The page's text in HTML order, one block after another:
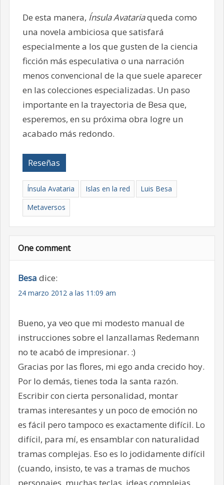
De esta manera, Ínsula Avatariaqueda como
una novela ambiciosa que satisfará
especialmente a los que gusten de la ciencia
ficción más especulativa o una narración
menos convencional de la que suele aparecer
en las colecciones especializadas. Un paso
importante en la trayectoria de Besa que,
esperemos, en su próxima obra logre un
acabado más redondo.
Reseñas
Ínsula Avataria Islas en la red
Luis Besa
Metaversos
One comment
Besa dice:
24 marzo 2012 a las 11:09 am
Bueno, ya veo que mi modesto manual de
instrucciones sobre el lanzallamas Redemann
no te acabó de impresionar. :)
Gracias por las flores, mi ego anda crecido hoy.
Por lo demás, tienes toda la santa razón.
Escribir con cierta personalidad, montar
tramas interesantes y un poco de emoción no
es fácil pero tampoco es exactamente difícil. Lo
difícil, para mí, es ensamblar con naturalidad
tramas complejas. Eso es lo jodidamente difícil
(cuando, insisto, te vas a tramas de muchos
personajes, muchas teclas, ideas complejas,